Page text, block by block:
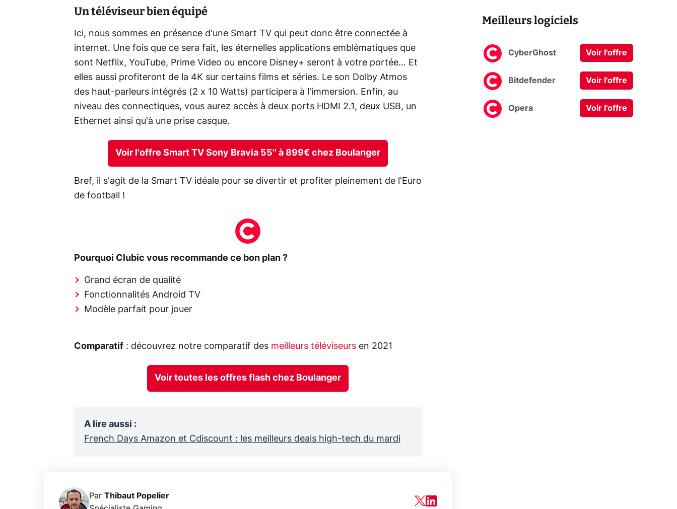
Un téléviseur bien équipé
Ici, nous sommes en présence d'une Smart TV qui peut donc être connectée à
internet. Une fois que ce sera fait, les éternelles applications emblématiques que
sont Netflix, YouTube, Prime Video ou encore Disney+ seront à votre portée… Et
elles aussi profiteront de la 4K sur certains films et séries. Le son Dolby Atmos
des haut-parleurs intégrés (2 x 10 Watts) participera à l'immersion. Enfin, au
niveau des connectiques, vous aurez accès à deux ports HDMI 2.1, deux USB, un
Ethernet ainsi qu'à une prise casque.
Voir l'offre Smart TV Sony Bravia 55'' à 899€ chez Boulanger
Bref, il s'agit de la Smart TV idéale pour se divertir et profiter pleinement de l'Euro
de football !
Pourquoi Clubic vous recommande ce bon plan ?
Grand écran de qualité
Fonctionnalités Android TV
Modèle parfait pour jouer
Comparatif : découvrez notre comparatif des meilleurs téléviseurs en 2021
Voir toutes les offres flash chez Boulanger
A lire aussi :
French Days Amazon et Cdiscount : les meilleurs deals high-tech du mardi
Par Thibaut Popelier
Meilleurs logiciels
CyberGhost Voir l'offre
Bitdefender Voir l'offre
Opera Voir l'offre